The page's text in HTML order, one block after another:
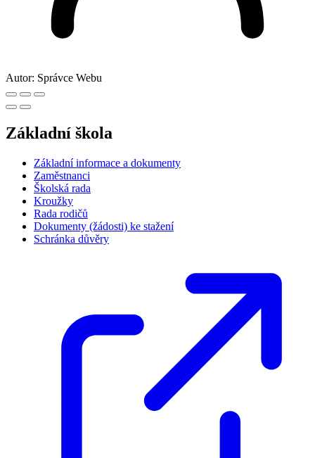
Autor: Správce Webu
Základní škola
Základní informace a dokumenty
Zaměstnanci
Školská rada
Kroužky
Rada rodičů
Dokumenty (žádosti) ke stažení
Schránka důvěry